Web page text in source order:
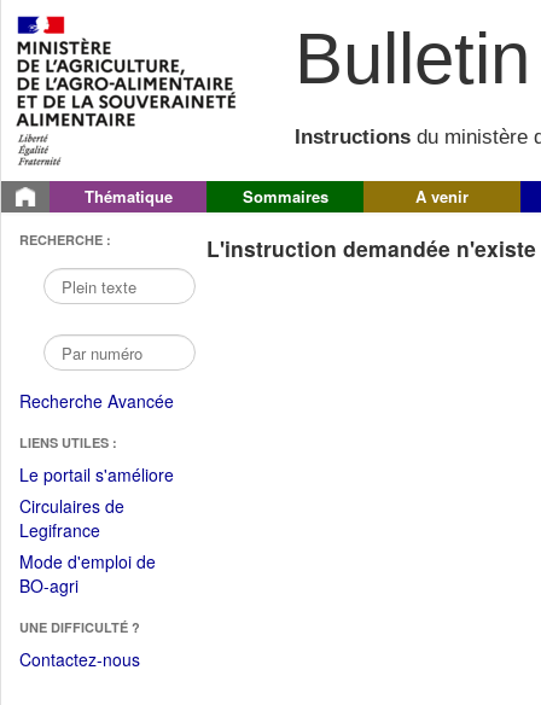
Instructions du ministère
Thématique Sommaires A venir
RECHERCHE :
Recherche Avancée
LIENS UTILES :
Le portail s'améliore(Fichier
Circulaires de
Legifrance(Ouvrir
dans
une
fenêtre)
Mode d'emploi de
BO-agri(Ouvrir
une
nouvelle
UNE DIFFICULTÉ ?
Contactez-nous
L'instruction demandée